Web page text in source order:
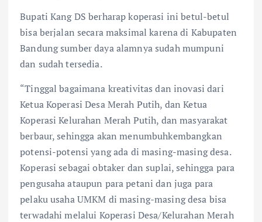
Bupati Kang DS berharap koperasi ini betul-betul
bisa berjalan secara maksimal karena di Kabupaten
Bandung sumber daya alamnya sudah mumpuni
dan sudah tersedia.
“Tinggal bagaimana kreativitas dan inovasi dari
Ketua Koperasi Desa Merah Putih, dan Ketua
Koperasi Kelurahan Merah Putih, dan masyarakat
berbaur, sehingga akan menumbuhkembangkan
potensi-potensi yang ada di masing-masing desa.
Koperasi sebagai obtaker dan suplai, sehingga para
pengusaha ataupun para petani dan juga para
pelaku usaha UMKM di masing-masing desa bisa
terwadahi melalui Koperasi Desa/Kelurahan Merah